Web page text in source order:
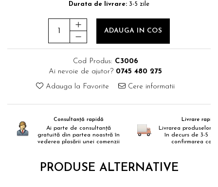
Durata de livrare: 3-5 zile
ADAUGA IN COS
Cod Produs: C3006
Ai nevoie de ajutor? 0745 480 275
Adauga la Favorite Cere informatii
Consultanță rapidă
Ai parte de consultanță
gratuită din partea noastră în
vederea plasării unei comenzii
Livrare rapidă
Livrarea produselor
în decurs de 3-5
confirmarea
PRODUSE ALTERNATIVE